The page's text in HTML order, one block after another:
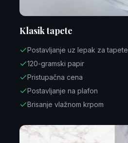
Klasik tapete
Postavljanje uz lepak za tapete
120-gramski papir
Pristupačna cena
Postavljanje na plafon
Brisanje vlažnom krpom